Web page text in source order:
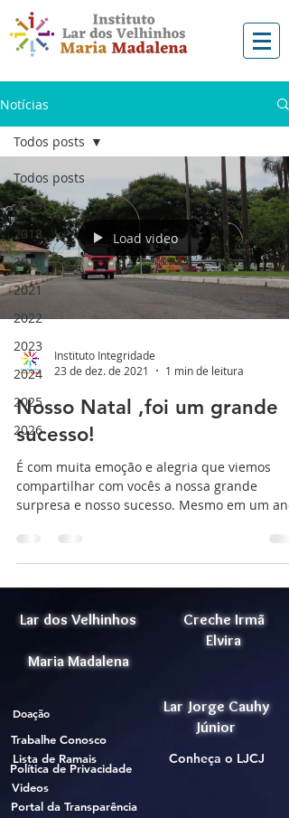
Notícias
Todos posts
2019
2018
2020
2021
2022
2023
2024
2025
2026
Todos posts
Load video
Instituto Integridade
23 de dez. de 2021
1 min de leitura
Nosso Natal ,foi um grande
sucesso!
É com muita emoção e alegria que viemos
compartilhar com vocês a nossa grande
surpresa e nosso sucesso. Mesmo em um ano
Lar dos Velhinhos
Maria Madalena
Doação
Trabalhe Conosco
Lista de Ramais
Política de Privacidade
Creche Irmã
Elvira
Lar Jorge Cauhy
Júnior
Conheça o LJCJ
Videos
Portal da Transparência